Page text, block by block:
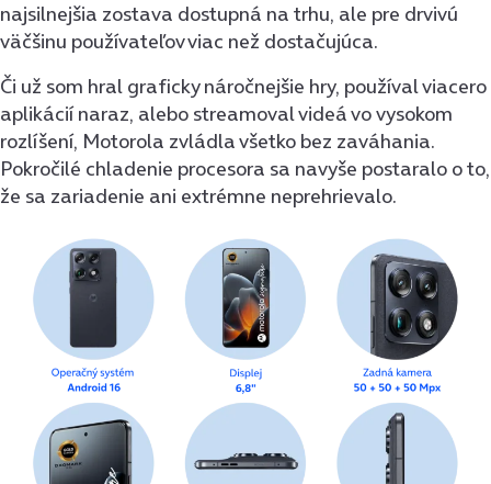
najsilnejšia zostava dostupná na trhu, ale pre drvivú
väčšinu používateľov viac než dostačujúca.
Či už som hral graficky náročnejšie hry, používal viacero
aplikácií naraz, alebo streamoval videá vo vysokom
rozlíšení, Motorola zvládla všetko bez zaváhania.
Pokročilé chladenie procesora sa navyše postaralo o to,
že sa zariadenie ani extrémne neprehrievalo.